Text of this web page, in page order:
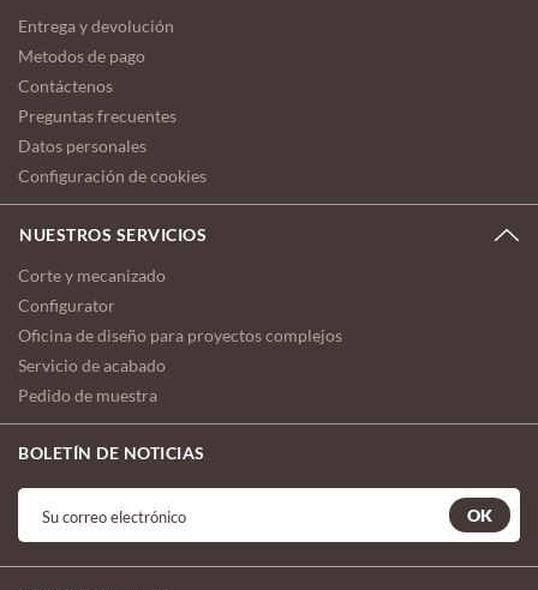
Entrega y devolución
Metodos de pago
Contáctenos
Preguntas frecuentes
Datos personales
Configuración de cookies
NUESTROS SERVICIOS
Corte y mecanizado
Configurator
Oficina de diseño para proyectos complejos
Servicio de acabado
Pedido de muestra
BOLETÍN DE NOTICIAS
OK